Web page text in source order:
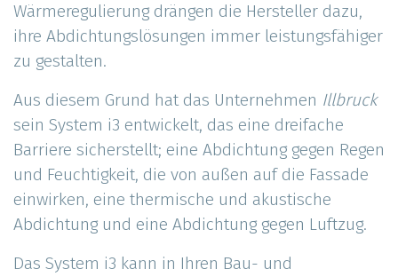
Wärmeregulierung drängen die Hersteller dazu,
ihre Abdichtungslösungen immer leistungsfähiger
zu gestalten.
Aus diesem Grund hat das Unternehmen Illbruck
sein System i3 entwickelt, das eine dreifache
Barriere sicherstellt; eine Abdichtung gegen Regen
und Feuchtigkeit, die von außen auf die Fassade
einwirken, eine thermische und akustische
Abdichtung und eine Abdichtung gegen Luftzug.
Das System i3 kann in Ihren Bau- und